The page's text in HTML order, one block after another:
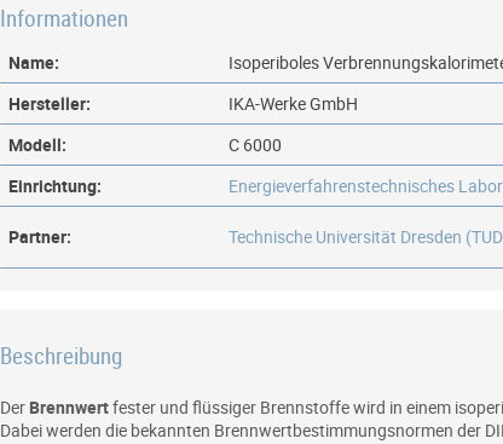
Informationen
Name:
Isoperiboles
Hersteller:
IKA-Werke GmbH
Modell:
C 6000
Einrichtung:
Energieverfahrenstechnisches Labor
Partner: Technische Universität Dresden
Beschreibung
Der Brennwertfester und flüssiger Brennstoffe wird in einem
Dabei werden die bekannten Brennwertbestimmungsnormen der